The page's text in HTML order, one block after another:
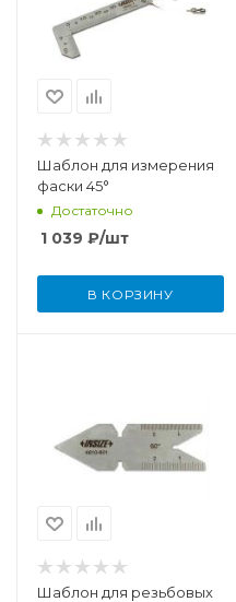
Шаблон для измерения
фаски 45°
Достаточно
1 039 ₽/шт
В КОРЗИНУ
Шаблон для резьбовых